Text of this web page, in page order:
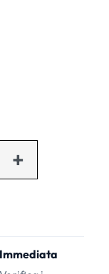
Immediata